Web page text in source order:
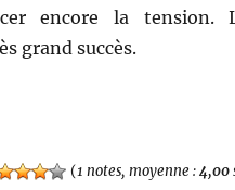
encore la tension.
grand succès.
(1 notes, moyenne :4,00